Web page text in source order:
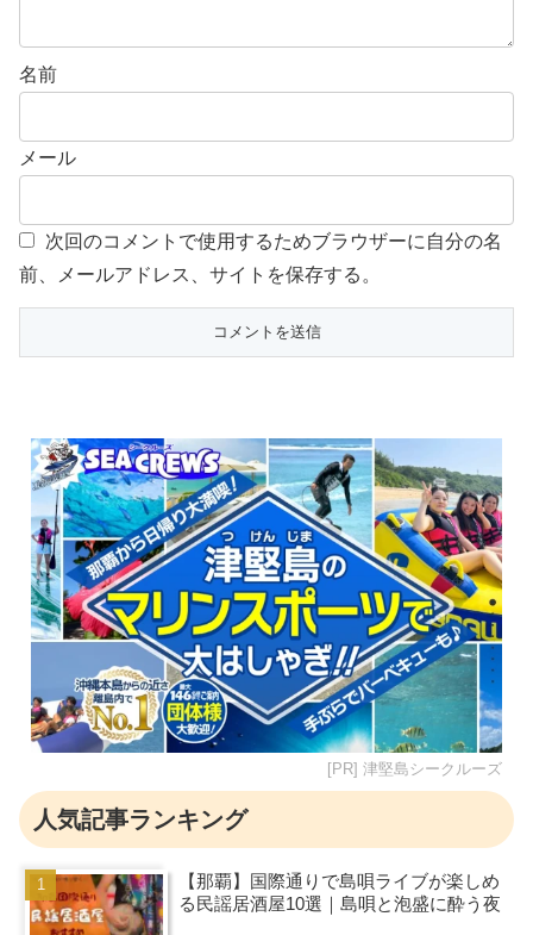
名前
メール
次回のコメントで使用するためブラウザーに自分の名
前、メールアドレス、サイトを保存する。
[PR] 津堅島シークルーズ
人気記事ランキング
【那覇】国際通りで島唄ライブが楽しめ
る民謡居酒屋10選｜島唄と泡盛に酔う夜